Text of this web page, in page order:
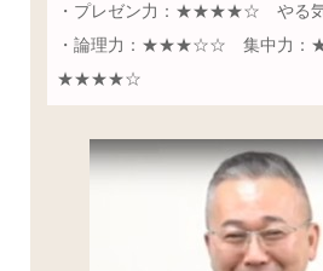
・プレゼン力：★★★★☆ や
・論理力：★★★☆☆ 集中力
★★★★☆